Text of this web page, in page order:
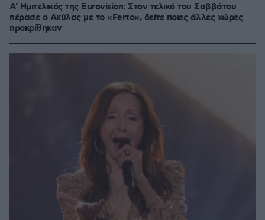
Α’ Ημιτελικός της Eurovision: Στον τελικό του Σαββάτου
πέρασε ο Ακύλας με το «Ferto», δείτε ποιες άλλες χώρες
προκρίθηκαν